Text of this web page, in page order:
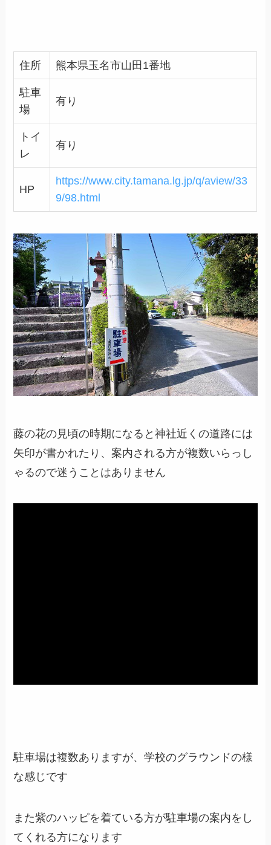
住所 熊本県玉名市山田1番地
駐車
場
有り
トイ
レ
有り
HP
https://www.city.tamana.lg.jp/q/aview/33
9/98.html
藤の花の見頃の時期になると神社近くの道路には
矢印が書かれたり、案内される方が複数いらっし
ゃるので迷うことはありません
駐車場は複数ありますが、学校のグラウンドの様
な感じです
また紫のハッピを着ている方が駐車場の案内をし
てくれる方になります